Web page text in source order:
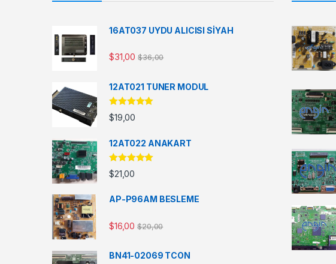
16AT037 UYDU ALICISI SİYAH
$31,00 $36,00
12AT021 TUNER MODUL
5 üzerinden
5.00oy aldı
$19,00
12AT022 ANAKART
5 üzerinden
5.00oy aldı
$21,00
AP-P96AM BESLEME
$16,00 $20,00
BN41-02069 TCON